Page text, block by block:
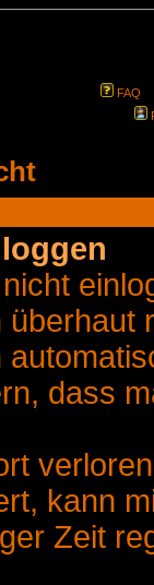
FAQ
dass
kann
Zeit